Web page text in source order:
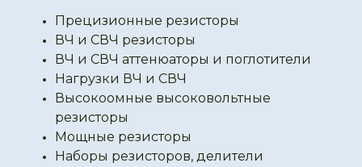
Прецизионные резисторы
ВЧ и СВЧ резисторы
ВЧ и СВЧ аттенюаторы и поглотители
Нагрузки ВЧ и СВЧ
Высокоомные высоковольтные
резисторы
Мощные резисторы
Наборы резисторов, делители